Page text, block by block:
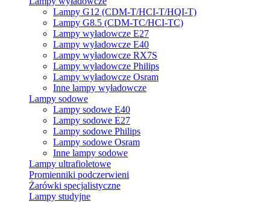
Lampy G12 (CDM-T/HCI-T/HQI-T)
Lampy G8.5 (CDM-TC/HCI-TC)
Lampy wyładowcze E27
Lampy wyładowcze E40
Lampy wyładowcze RX7S
Lampy wyładowcze Philips
Lampy wyładowcze Osram
Inne lampy wyładowcze
Lampy sodowe
Lampy sodowe E40
Lampy sodowe E27
Lampy sodowe Philips
Lampy sodowe Osram
Inne lampy sodowe
Lampy ultrafioletowe
Promienniki podczerwieni
Żarówki specjalistyczne
Lampy studyjne